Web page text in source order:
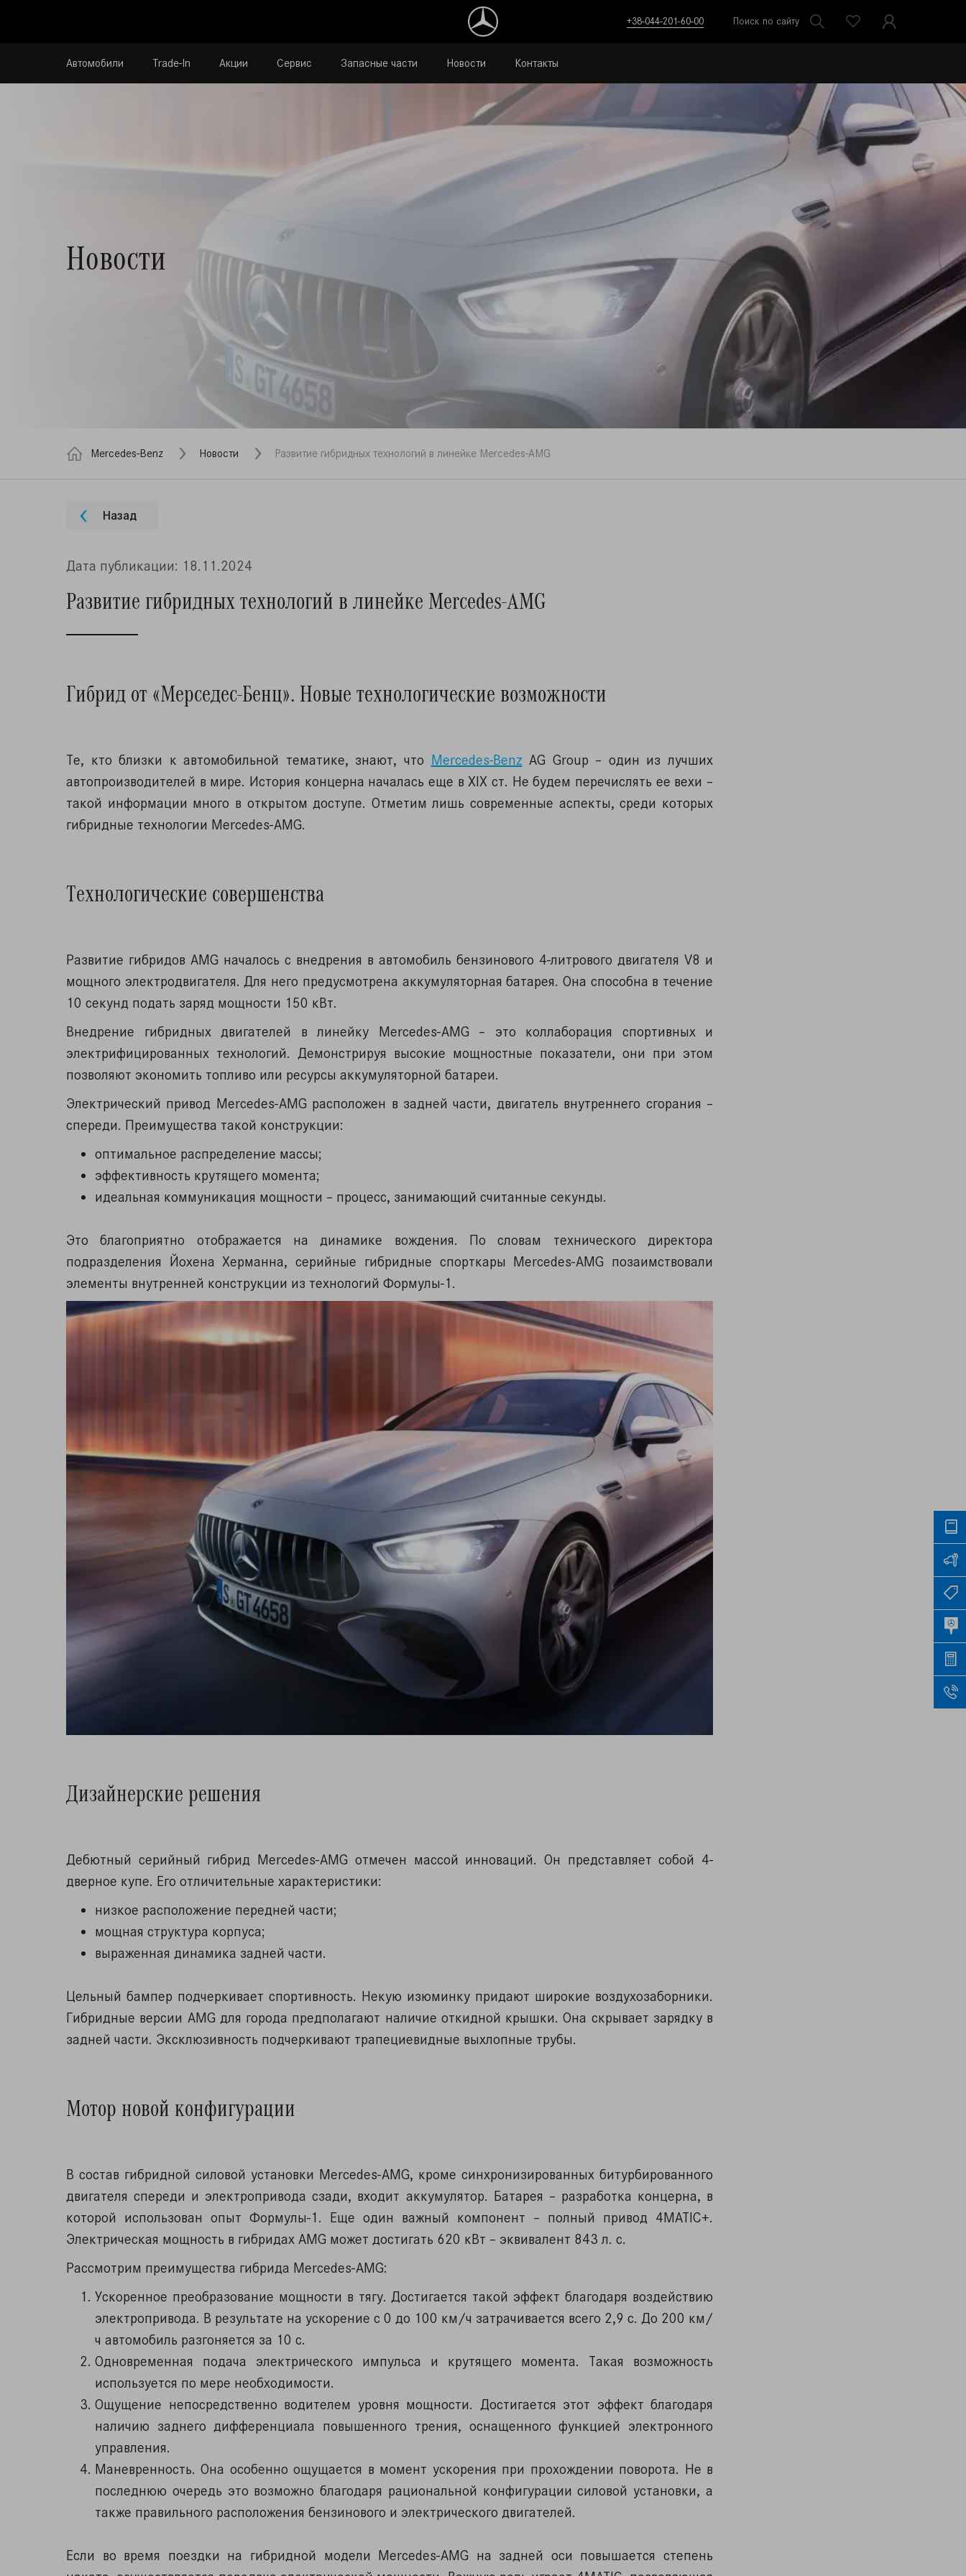
+38-044-201-60-00 Поиск по сайту
Автомобили Trade-In Акции Сервис Запасные части Новости Контакты
Новости
Mercedes-Benz Новости Развитие гибридных технологий в линейке Mercedes-AMG
Назад
Дата публикации: 18.11.2024
Развитие гибридных технологий в линейке Mercedes-AMG
Гибрид от «Мерседес-Бенц». Новые технологические возможности
Те, кто близки к автомобильной тематике, знают, что Mercedes-Benz AG Group – один из лучших
автопроизводителей в мире. История концерна началась еще в XIX ст. Не будем перечислять ее вехи –
такой информации много в открытом доступе. Отметим лишь современные аспекты, среди которых
гибридные технологии Mercedes-AMG.
Технологические совершенства
Развитие гибридов AMG началось с внедрения в автомобиль бензинового 4-литрового двигателя V8 и
мощного электродвигателя. Для него предусмотрена аккумуляторная батарея. Она способна в течение
10 секунд подать заряд мощности 150 кВт.
Внедрение гибридных двигателей в линейку Mercedes-AMG – это коллаборация спортивных и
электрифицированных технологий. Демонстрируя высокие мощностные показатели, они при этом
позволяют экономить топливо или ресурсы аккумуляторной батареи.
Электрический привод Mercedes-AMG расположен в задней части, двигатель внутреннего сгорания –
спереди. Преимущества такой конструкции:
оптимальное распределение массы;
эффективность крутящего момента;
идеальная коммуникация мощности – процесс, занимающий считанные секунды.
Это благоприятно отображается на динамике вождения. По словам технического директора
подразделения Йохена Херманна, серийные гибридные спорткары Mercedes-AMG позаимствовали
элементы внутренней конструкции из технологий Формулы-1.
Дизайнерские решения
Дебютный серийный гибрид Mercedes-AMG отмечен массой инноваций. Он представляет собой 4-
дверное купе. Его отличительные характеристики:
низкое расположение передней части;
мощная структура корпуса;
выраженная динамика задней части.
Цельный бампер подчеркивает спортивность. Некую изюминку придают широкие воздухозаборники.
Гибридные версии AMG для города предполагают наличие откидной крышки. Она скрывает зарядку в
задней части. Эксклюзивность подчеркивают трапециевидные выхлопные трубы.
Мотор новой конфигурации
В состав гибридной силовой установки Mercedes-AMG, кроме синхронизированных битурбированного
двигателя спереди и электропривода сзади, входит аккумулятор. Батарея – разработка концерна, в
которой использован опыт Формулы-1. Еще один важный компонент – полный привод 4MATIC+.
Электрическая мощность в гибридах AMG может достигать 620 кВт – эквивалент 843 л. с.
Рассмотрим преимущества гибрида Mercedes-AMG:
Ускоренное преобразование мощности в тягу. Достигается такой эффект благодаря воздействию
электропривода. В результате на ускорение с 0 до 100 км/ч затрачивается всего 2,9 с. До 200 км/
ч автомобиль разгоняется за 10 с.
Одновременная подача электрического импульса и крутящего момента. Такая возможность
используется по мере необходимости.
Ощущение непосредственно водителем уровня мощности. Достигается этот эффект благодаря
наличию заднего дифференциала повышенного трения, оснащенного функцией электронного
управления.
Маневренность. Она особенно ощущается в момент ускорения при прохождении поворота. Не в
последнюю очередь это возможно благодаря рациональной конфигурации силовой установки, а
также правильного расположения бензинового и электрического двигателей.
Если во время поездки на гибридной модели Mercedes-AMG на задней оси повышается степень